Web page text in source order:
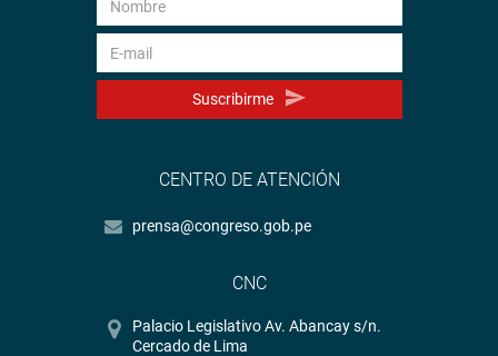
Suscribirme
CENTRO DE ATENCIÓN
prensa@congreso.gob.pe
CNC
Palacio Legislativo Av. Abancay s/n.
Cercado de Lima